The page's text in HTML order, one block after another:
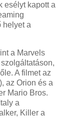
esélyt kapott a
helyet a
a Marvels
A filmet az
az Orion és a
Mario Bros.
a
Killer a